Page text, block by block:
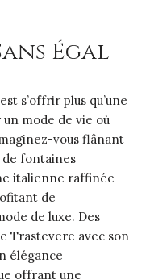
Égal
s’offrir plus qu’une
mode de vie où
vous flânant
de fontaines
italienne raffinée
de
de luxe. Des
Trastevere avec son
élégance
offrant une